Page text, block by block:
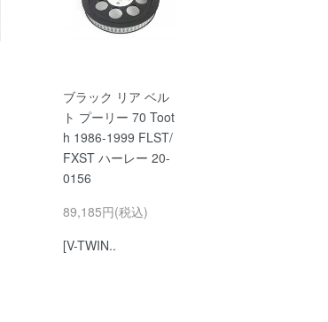
ブラック リア ベル
ト プーリー 70 Toot
h 1986-1999 FLST/
FXST ハーレー 20-
0156
89,185円(税込)
[V-TWIN..